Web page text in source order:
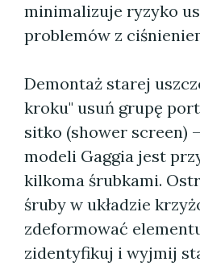
minimalizuje ryzyko
problemów z
Demontaż starej
kroku" usuń grupę
sitko (shower screen)
modeli Gaggia jest
kilkoma śrubkami.
śruby w układzie
zdeformować
zidentyfikuj i wyjmij